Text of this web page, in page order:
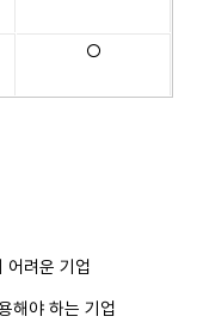
○
어려운 기업
해야 하는 기업